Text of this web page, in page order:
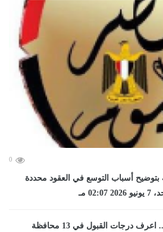
0
أسباب التوسع في العقود محددة
مـ